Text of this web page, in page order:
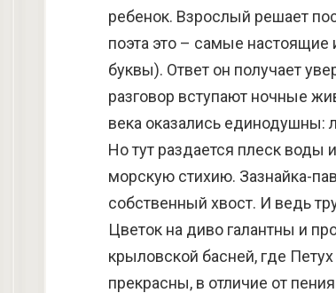
ребенок. Взрослый решает
поэта это – самые
буквы). Ответ он получает
разговор вступают ночные
века оказались единодушны:
Но тут раздается плеск воды
морскую стихию. Зазнайка-
собственный хвост. И ведь
Цветок на диво галантны и
крыловской басней, где
прекрасны, в отличие от